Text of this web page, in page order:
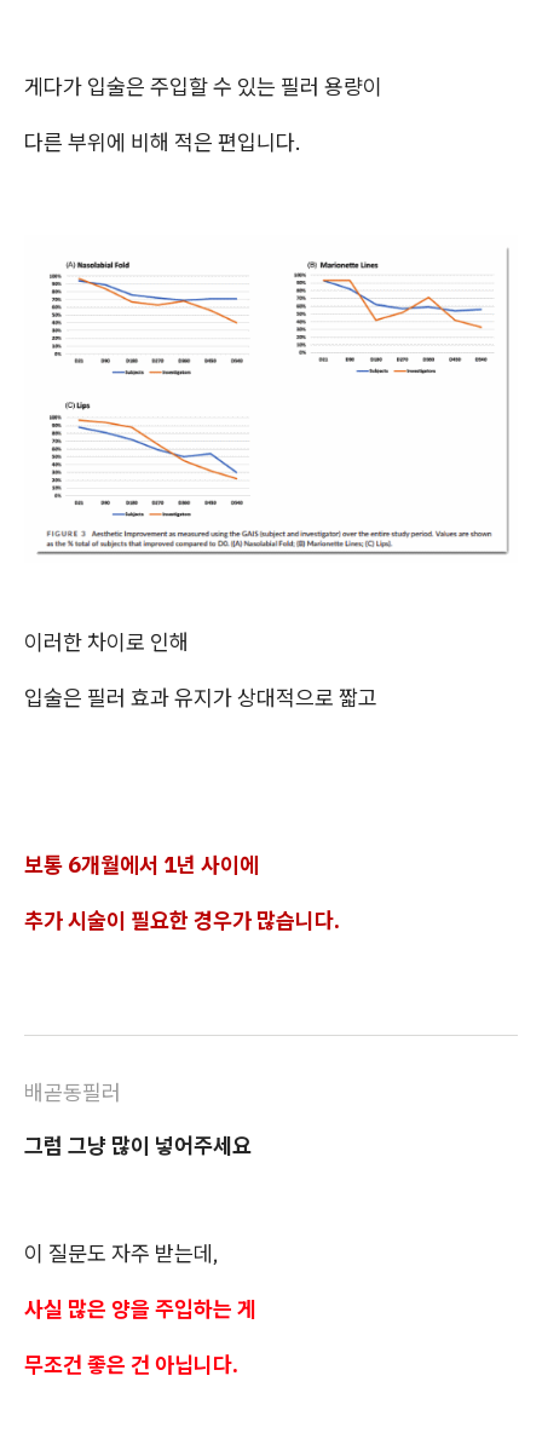
게다가 입술은 주입할 수 있는 필러 용량이
다른 부위에 비해 적은 편입니다.
이러한 차이로 인해
입술은 필러 효과 유지가 상대적으로 짧고
보통 6개월에서 1년 사이에
추가 시술이 필요한 경우가 많습니다.
배곧동필러
그럼 그냥 많이 넣어주세요
이 질문도 자주 받는데,
사실 많은 양을 주입하는 게
무조건 좋은 건 아닙니다.